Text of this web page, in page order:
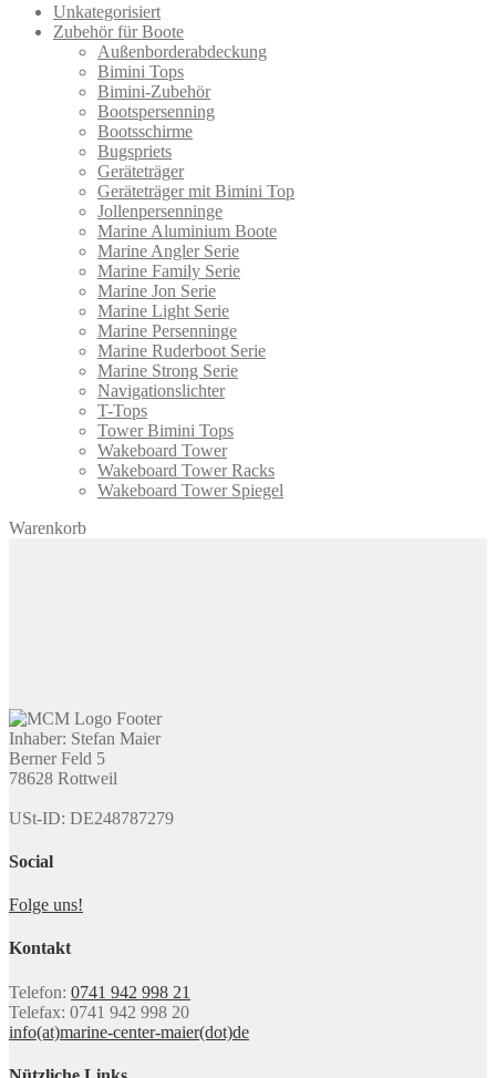
Unkategorisiert
Zubehör für Boote
Außenborderabdeckung
Bimini Tops
Bimini-Zubehör
Bootspersenning
Bootsschirme
Bugspriets
Geräteträger
Geräteträger mit Bimini Top
Jollenpersenninge
Marine Aluminium Boote
Marine Angler Serie
Marine Family Serie
Marine Jon Serie
Marine Light Serie
Marine Persenninge
Marine Ruderboot Serie
Marine Strong Serie
Navigationslichter
T-Tops
Tower Bimini Tops
Wakeboard Tower
Wakeboard Tower Racks
Wakeboard Tower Spiegel
Warenkorb
Inhaber: Stefan Maier
Berner Feld 5
78628 Rottweil
USt-ID: DE248787279
Social
Folge uns!
Kontakt
Telefon: 0741 942 998 21
Telefax: 0741 942 998 20
info(at)marine-center-maier(dot)de